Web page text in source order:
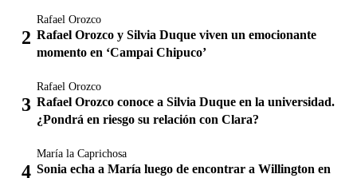
Rafael Orozco
Rafael Orozco y Silvia Duque viven un emocionante
momento en ‘Campai Chipuco’
Rafael Orozco
Rafael Orozco conoce a Silvia Duque en la universidad.
¿Pondrá en riesgo su relación con Clara?
María la Caprichosa
Sonia echa a María luego de encontrar a Willington en